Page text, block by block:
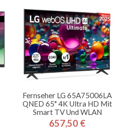
Fernseher LG 65A75006LA
QNED 65" 4K Ultra HD Mit
Smart TV Und WLAN
Preis
657,50 €